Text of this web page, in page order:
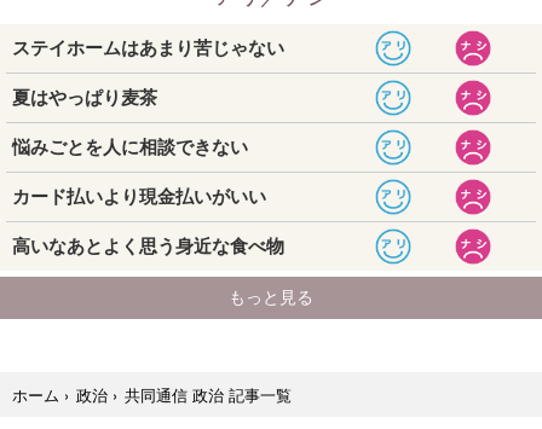
ホーム › 政治 › 共同通信 政治 記事一覧